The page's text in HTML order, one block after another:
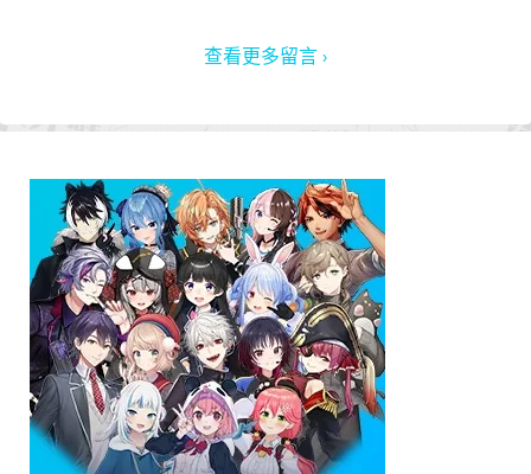
查看更多留言 ›